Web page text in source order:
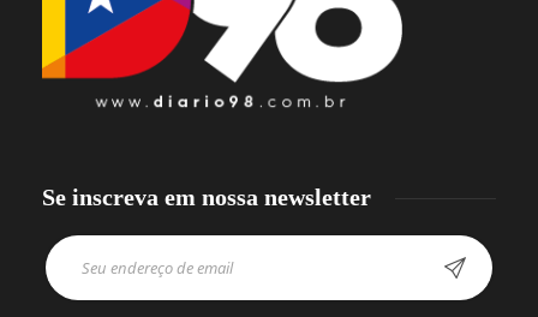
Se inscreva em nossa newsletter